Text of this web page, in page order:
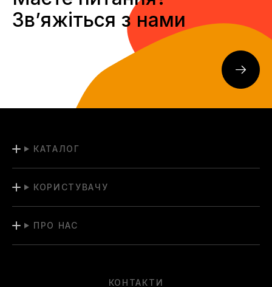
Звʼяжіться з нами
КАТАЛОГ
КОРИСТУВАЧУ
ПРО НАС
КОНТАКТИ